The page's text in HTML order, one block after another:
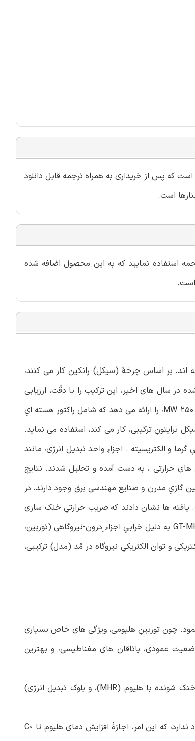
که پس از خریداری به همراه ترجمه قابل دانلود
استفاده نمایید که به این محصول اضافه شده
اند، بر اساس چرخۀ (سیکل) رانکین کار می کنند،
در سال های اخیر، این ترکیب را با دقّت، ارزیابی
نکرده اند. پژوهش حاضر، یک تحلیل ترمودینامیکی از نیروگاه هسته ایِ مدولار با توانِ حرارتی MW 250، را ارائه می دهد که شامل راکتور هسته ایِ
ترکیبی، کار می کند، استفاده می نماید.
و الکتریسیته . اجزاءِ واحد تبدیل انرژی، مانند
های حرارتی ، به دست آمده و تحلیل شدند. نتایج
گازیِ مدرن و صنایع مهندسی برق وجود دارند، در
یافته ها نشان دادند که ضریب حرارتیِ خنک سازی
هلیوم، اثر بزرگی بر بازده الکتریکی و توانِ الکتریکی دارد. به منظور ارزیابیِ کاهشِ بازده GT-MHR-250 به دلیل خرابیِ اجزاء ِدرون-نیروگاهی (توربین،
و توان الکتریکیِ نیروگاه در مُد (مدل) ترکیبی،
نمود. چون توربینِ هلیومی، ویژگی های خاص بسیاری
وضعیت عمودی، یاتاقان های مغناطیسی، و بهترین
طرح پیشنهادی نیروگاه هسته ایِ GT-MHR، شامل دو بلوکِ جداگانه (بلوک راَکتور هسته ایِ خنک شونده با هلیوم (MHR)، و بلوک تبدیل انرژی)
هیچ جزءِ فلزی، در طراحی هستۀ MHR با یک تعدیل کنندۀ گرافیتی (منطقۀ فعال ) وجود ندارد، که این امر، اجازۀ افزایش دمای هلیوم تا ◦C